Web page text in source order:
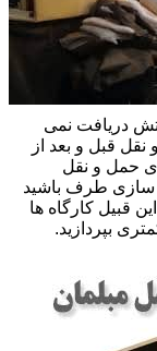
دریافت نمی
قبل و بعد از
حمل و نقل
سازی طرف باشید
قبیل کارگاه ها
بپردازید.